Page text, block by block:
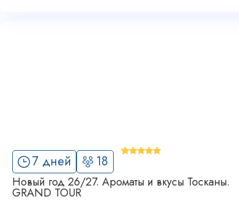
7 дней 18
'
Новый год 26/27. Ароматы и вкусы Тосканы.
GRAND TOUR